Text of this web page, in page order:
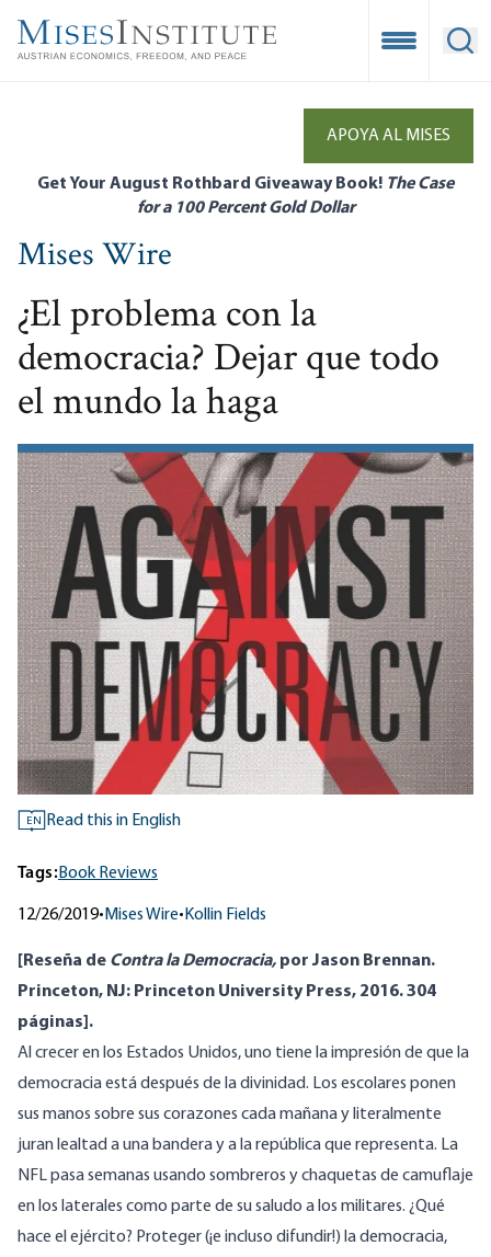
main
Open
APOYA AL MISES
Get Your August Rothbard Giveaway Book! The Case
for a 100 Percent Gold Dollar
Mises Wire
¿El problema con la
democracia? Dejar que todo
el mundo la haga
EN Read this in English
Tags:Book Reviews
12/26/2019• Mises Wire• Kollin Fields
[Reseña de Contra la Democracia, por Jason Brennan.
Princeton, NJ: Princeton University Press, 2016. 304
páginas].
Al crecer en los Estados Unidos, uno tiene la impresión de que la
democracia está después de la divinidad. Los escolares ponen
sus manos sobre sus corazones cada mañana y literalmente
juran lealtad a una bandera y a la república que representa. La
NFL pasa semanas usando sombreros y chaquetas de camuflaje
en los laterales como parte de su saludo a los militares. ¿Qué
hace el ejército? Proteger (¡e incluso difundir!) la democracia,